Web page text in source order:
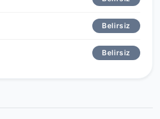
Belirsiz
Belirsiz